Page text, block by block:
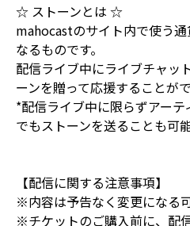
☆ ストーンとは ☆
mahocastのサイト内で使う
なるものです。
配信ライブ中にライブチャッ
ーンを贈って応援することがで
*配信ライブ中に限らずアー
でもストーンを送ることも可能
【配信に関する注意事項】
※内容は予告なく変更になる
※チケットのご購入前に、配